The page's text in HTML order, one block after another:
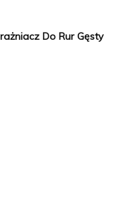
Do Rur Gęsty